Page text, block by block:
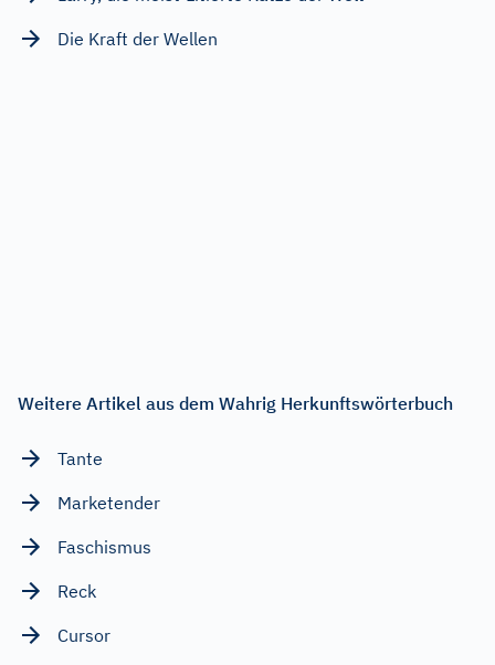
Die Kraft der Wellen
Weitere Artikel aus dem Wahrig Herkunftswörterbuch
Tante
Marketender
Faschismus
Reck
Cursor